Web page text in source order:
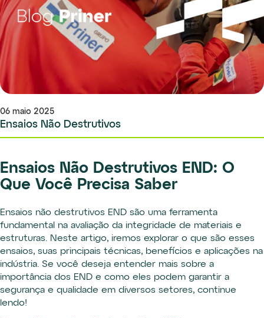
06 maio 2025
Ensaios Não Destrutivos
Ensaios Não Destrutivos END: O
Que Você Precisa Saber
Ensaios não destrutivos END são uma ferramenta
fundamental na avaliação da integridade de materiais e
estruturas. Neste artigo, iremos explorar o que são esses
ensaios, suas principais técnicas, benefícios e aplicações na
indústria. Se você deseja entender mais sobre a
importância dos END e como eles podem garantir a
segurança e qualidade em diversos setores, continue
lendo!